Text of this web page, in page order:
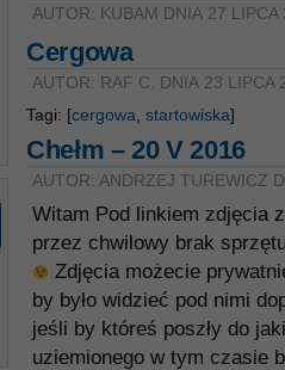
AUTOR: KUBAM DNIA 27 LIPCA
Cergowa
AUTOR: RAF C. DNIA 23 LIPCA
Tagi: [cergowa startowiska]
Chełm – 20 V 2016
AUTOR: ANDRZEJ TUREWICZ
Witam Pod linkiem zdjęcia
przez chwilowy brak
Zdjęcia możecie
by było widzieć pod nimi
jeśli by któreś poszły do
uziemionego w tym czasie